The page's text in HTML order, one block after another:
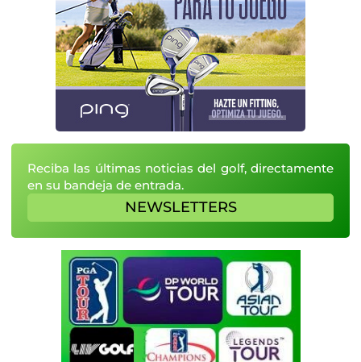
Reciba las últimas noticias del golf, directamente
en su bandeja de entrada.
NEWSLETTERS